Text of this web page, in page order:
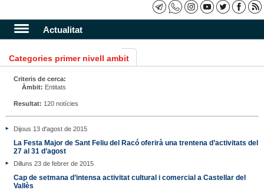
Actualitat
Categories primer nivell ambit
Criteris de cerca:
Àmbit: Entitats
Resultat: 120 notícies
Dijous 13 d'agost de 2015
La Festa Major de Sant Feliu del Racó oferirà una trentena d’activitats del
27 al 31 d’agost
Dilluns 23 de febrer de 2015
Cap de setmana d’intensa activitat cultural i comercial a Castellar del
Vallès